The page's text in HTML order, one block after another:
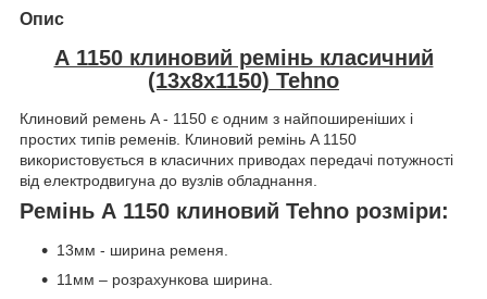
Опис
А 1150 клиновий ремінь класичний
(13х8х1150) Tehno
Клиновий ремень A - 1150 є одним з найпоширеніших і
простих типів ременів. Клиновий ремінь A 1150
використовується в класичних приводах передачі потужності
від електродвигуна до вузлів обладнання.
Ремінь А 1150 клиновий Tehno розміри:
13мм - ширина ременя.
11мм – розрахункова ширина.